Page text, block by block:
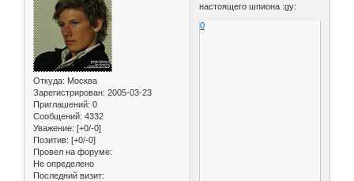
Откуда: Москва
Зарегистрирован: 2005-03-23
Приглашений: 0
Сообщений: 4332
Уважение: [+0/-0]
Позитив: [+0/-0]
Провел на форуме:
Не определено
Последний визит:
настоящего шпиона :gy:
0